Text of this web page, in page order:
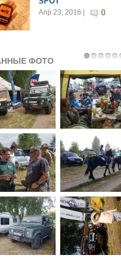
Апр 23, 2016 | 0
ФОТО